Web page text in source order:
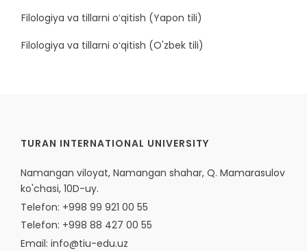
Filologiya va tillarni oʻqitish (Yapon tili)
Filologiya va tillarni oʻqitish (O'zbek tili)
TURAN INTERNATIONAL UNIVERSITY
Namangan viloyat, Namangan shahar, Q. Mamarasulov
ko'chasi, 10D-uy.
Telefon: +998 99 921 00 55
Telefon: +998 88 427 00 55
Email: info@tiu-edu.uz